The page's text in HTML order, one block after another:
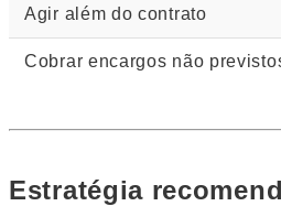
Agir além do contrato
Cobrar encargos não
Estratégia